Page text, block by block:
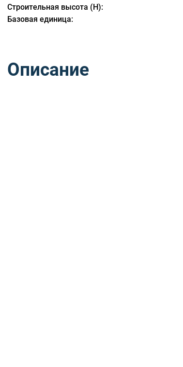
Строительная высота (Н):
Базовая единица:
Описание